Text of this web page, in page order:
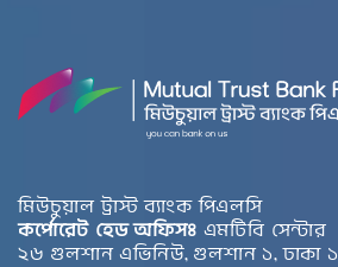
মিউচুয়াল ট্রাস্ট ব্যাংক পিএলসি
কর্পোরেট হেড অফিসঃ এমটিবি সেন্টার
২৬ গুলশান এভিনিউ, গুলশান ১, ঢাকা